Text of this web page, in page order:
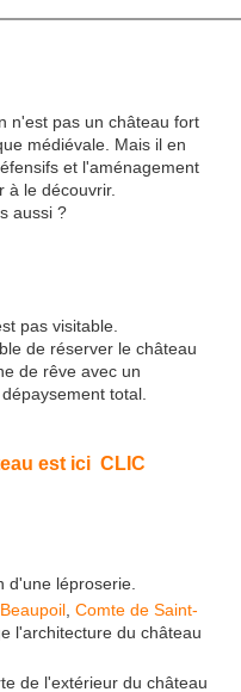
n'est pas un château fort
médiévale. Mais il en
et l'aménagement
à le découvrir.
aussi ?
pas visitable.
de réserver le château
de rêve avec un
total.
est ici CLIC
d'une léproserie.
Comte de Saint-
l'architecture du château
de l'extérieur du château